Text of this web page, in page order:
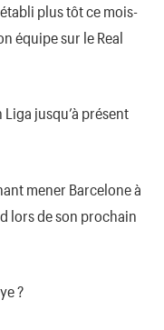
plus tôt ce mois-
équipe sur le Real
jusqu’à présent
mener Barcelone à
lors de son prochain
?